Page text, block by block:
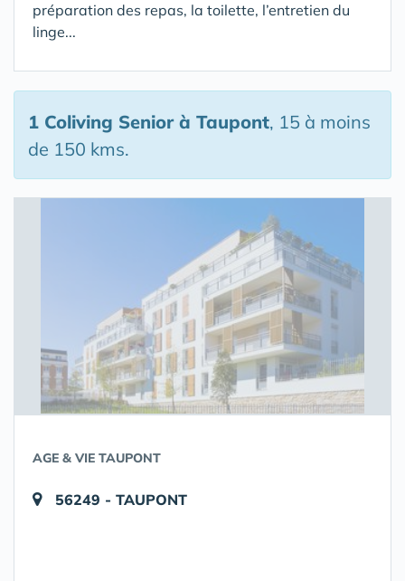
préparation des repas, la toilette, l’entretien du
linge...
1 Coliving Seniorà Taupont, 15 à moins
de 150 kms.
AGE & VIE TAUPONT
56249 - TAUPONT